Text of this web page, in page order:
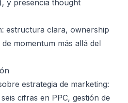
y presencia thought
estructura clara, ownership
momentum más allá del
estrategia de marketing:
cifras en PPC, gestión de